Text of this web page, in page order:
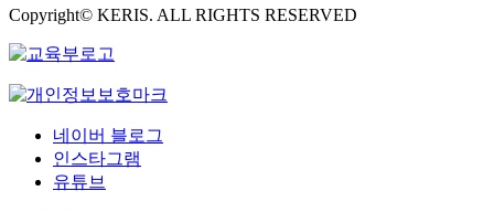
Copyright© KERIS. ALL RIGHTS RESERVED
네이버 블로그
인스타그램
유튜브